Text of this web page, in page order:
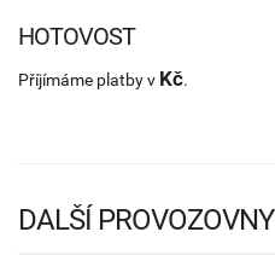
HOTOVOST
Příjímáme platby v Kč.
DALŠÍ PROVOZOVNY